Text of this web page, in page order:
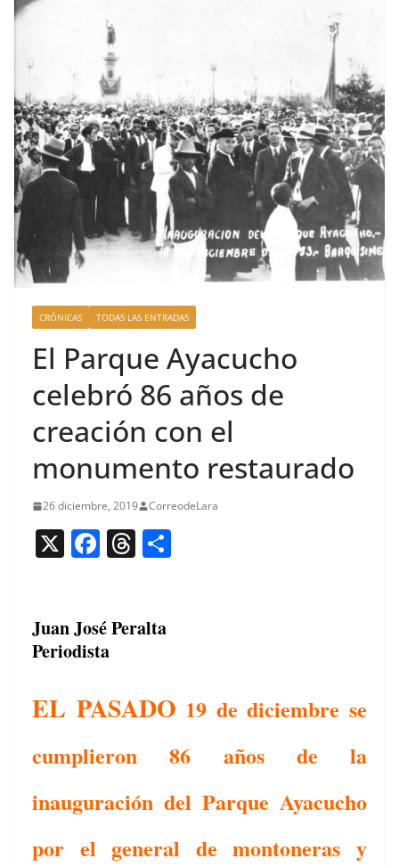
CRÓNICAS TODAS LAS ENTRADAS
El Parque Ayacucho
celebró 86 años de
creación con el
monumento restaurado
26 diciembre, 2019 CorreodeLara
X F
e
b
o
T
a
Juan José Peralta
Periodista
EL PASADO 19 de diciembre se
cumplieron 86 años de la
inauguración del Parque Ayacucho
por el general de montoneras y